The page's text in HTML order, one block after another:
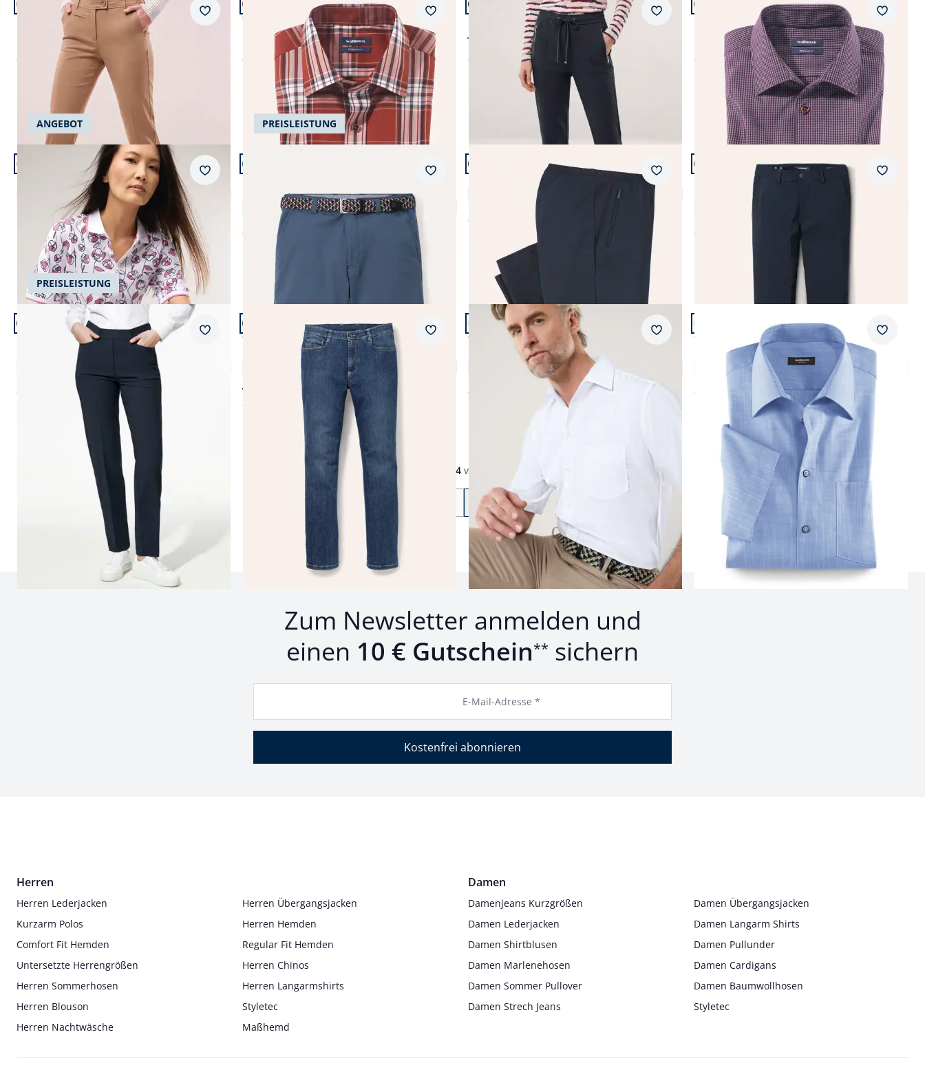
Passform Regular Fit.
Regular Fit
Extraglatt Baumwollchino
ab
€ 119,99
Merkzettel
Passform Comfort Fit.
Comfort Fit
Bügelfreies Hemd mit Kent-Kragen
ab
€ 69,99
Merkzettel
Passform Regular Fit.
Regular Fit
Jogpant aus Strukturjersey
ab
€ 129,99
Merkzettel
Passform Regular Fit.
Regular Fit
Bügelfreies Hemd mit Relax-Kragen
ab
€ 69,99
Artikel 17 von 24.
ANGEBOT
Extraglatt Polo
4,8 (20)
Einzelpreis€ 59,99
Merkzettel
Artikel 18 von 24.
Passform Regular Fit.
PREISLEISTUNG
Regular Fit
Extraglatt-Stretchbund-Bermudas
4,8 (139)
ab € 89,99
Merkzettel
Artikel 19 von 24.
Freizeithose Extraglatt
4,5 (147)
ab
Merkzettel
Artikel 20 von 24.
Passform Modern Fit.
Modern Fit
Macht-Alles-Mit Hose 2.0
ab
Artikel 21 von 24.
Passform Regular Fit.
PREISLEISTUNG
+1
Regular Fit
Koffer-Schlupfhose
ab
Merkzettel
Artikel 22 von 24.
Passform Comfort Fit.
Comfort Fit
Extraglatt Flex Jeans Comfort Fit
ab € 109,99
ab (-9%)
Merkzettel
Artikel 23 von 24.
Passform Comfort Fit.
+2
Comfort Fit
Bügelfreies Hemd mit Relax-Kragen
4,8 (202)
ab
Merkzettel
Artikel 24 von 24.
Passform Comfort Fit.
Comfort Fit
Extraglatt-Hemd Tropical
4,8 (172)
ab
Seite 1 geladen. Zeige Produkte 1 bis 24 von 132. 24 von
Weiterzu Seite 2
Zum Newsletter anmelden und
einen 10 € Gutschein** sichern
E-Mail-Adresse *
Kostenfrei abonnieren
Herren
Herren Lederjacken
Herren Übergangsjacken
Kurzarm Polos
Herren Hemden
Comfort Fit Hemden
Regular Fit Hemden
Untersetzte Herrengrößen
Herren Chinos
Herren Sommerhosen
Herren Langarmshirts
Herren Blouson
Styletec
Herren Nachtwäsche
Maßhemd
Damen
Damenjeans Kurzgrößen
Damen Übergangsjacken
Damen Lederjacken
Damen Langarm Shirts
Damen Shirtblusen
Damen Pullunder
Damen Marlenehosen
Damen Cardigans
Damen Sommer Pullover
Damen Baumwollhosen
Damen Strech Jeans
Styletec